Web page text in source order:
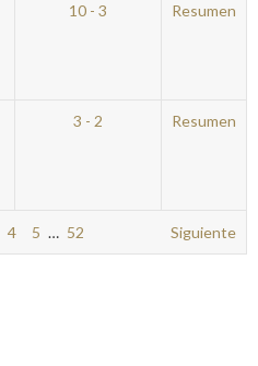
10 - 3 Resumen
3 - 2 Resumen
4 5 … 52 Siguiente